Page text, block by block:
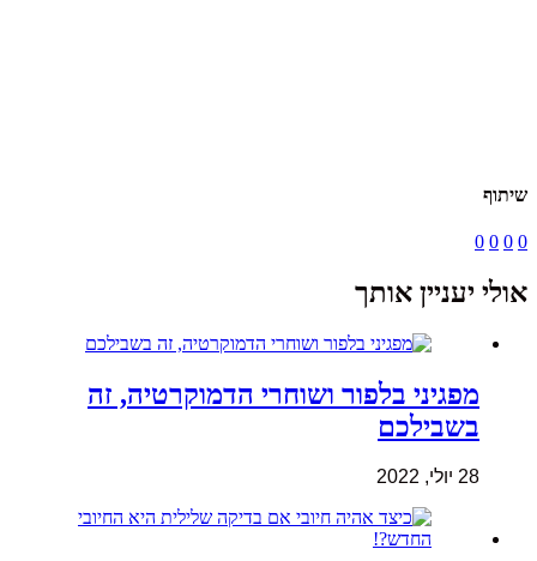
שיתוף
0
0
0
0
אולי יעניין אותך
מפגיני בלפור ושוחרי הדמוקרטיה, זה
בשבילכם
28 יולי, 2022